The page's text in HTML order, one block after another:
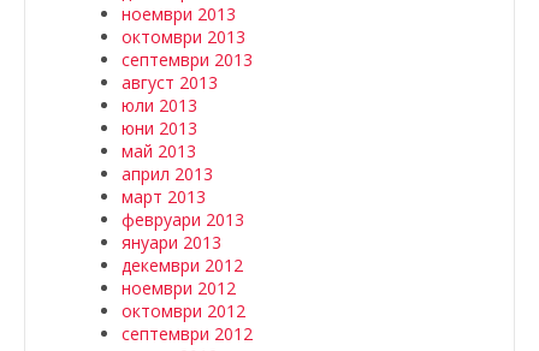
ноември 2013
октомври 2013
септември 2013
август 2013
юли 2013
юни 2013
май 2013
април 2013
март 2013
февруари 2013
януари 2013
декември 2012
ноември 2012
октомври 2012
септември 2012